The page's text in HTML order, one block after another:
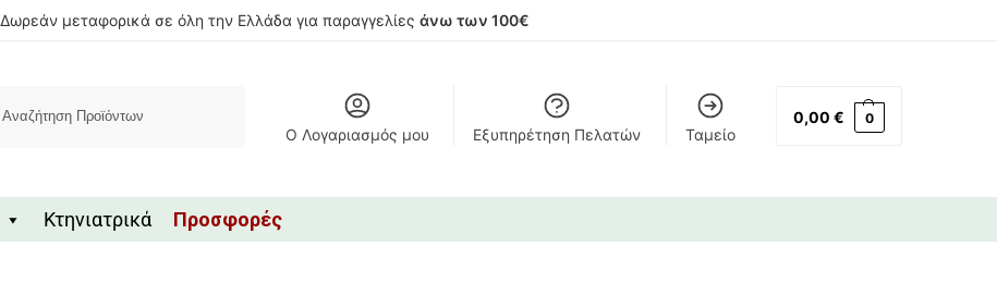
Δωρεάν μεταφορικά σε όλη την Ελλάδα για παραγγελίες άνω των 100€
Ο Λογαριασμός μου Εξυπηρέτηση Πελατών Ταμείο
0,00 € 0
Κτηνιατρικά Προσφορές